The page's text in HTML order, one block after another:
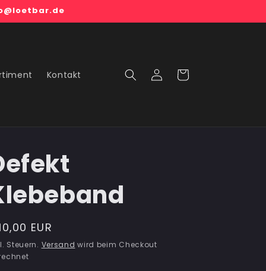
Kontakt EinloggenWarenkorb
EUR
Steuern. Versand wird beim Checkout